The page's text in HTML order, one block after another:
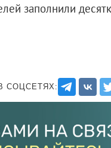
заполнили
СОЦСЕТЯХ: